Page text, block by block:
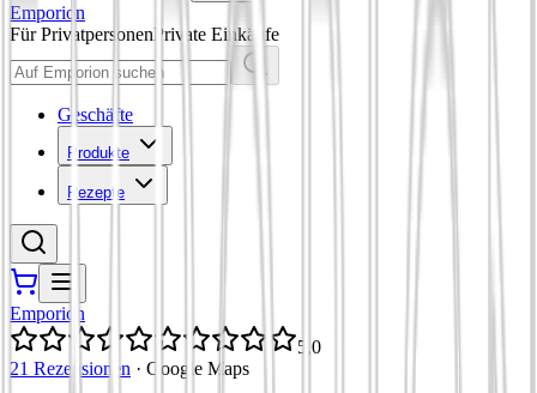
Emporion
Für PrivatpersonenPrivate Einkäufe
Geschäfte
Produkte
Rezepte
Emporion
5,0
21 Rezensionen · Google Maps